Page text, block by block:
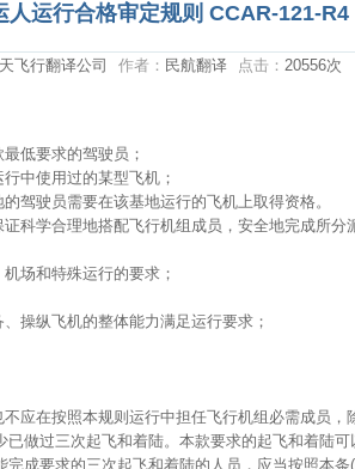
人运行合格审定规则 CCAR-121-R4
飞行翻译公司 作者： 民航翻译 点击： 20556次
低要求的驾驶员；
中使用过的某型飞机；
驾驶员需要在该基地运行的飞机上取得资格。
科学合理地搭配飞行机组成员，安全地完成所分
场和特殊运行的要求；
操纵飞机的整体能力满足运行要求；
应在按照本规则运行中担任飞行机组必需成员，
做过三次起飞和着陆。本款要求的起飞和着陆可
成要求的三次起飞和着陆的人员，应当按照本条